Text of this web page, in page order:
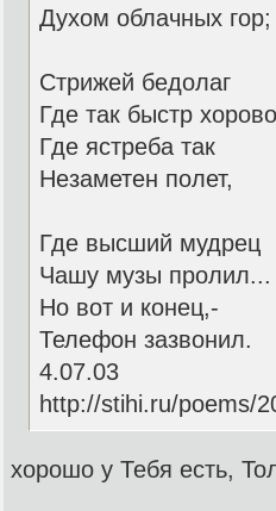
Духом облачных гор;
Стрижей бедолаг
Где так быстр
Где ястреба так
Незаметен полет,
Где высший мудрец
Чашу музы пролил...
Но вот и конец,-
Телефон зазвонил.
4.07.03
http://stihi.ru/poems/
хорошо у Тебя есть,